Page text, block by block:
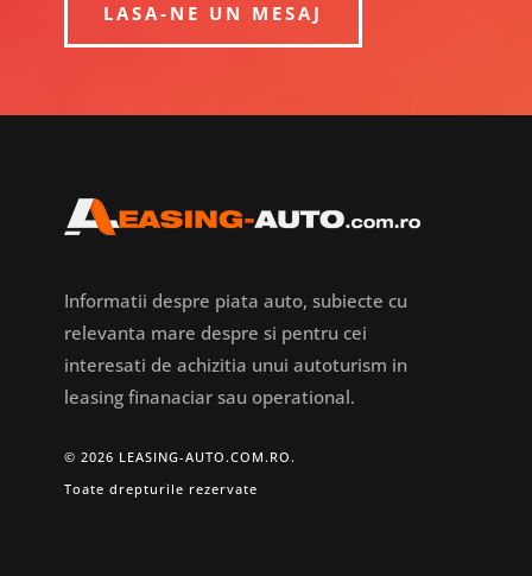
LASA-NE UN MESAJ
Informatii despre piata auto, subiecte cu
relevanta mare despre si pentru cei
interesati de achizitia unui autoturism in
leasing finanaciar sau operational.
© 2026 LEASING-AUTO.COM.RO.
Toate drepturile rezervate